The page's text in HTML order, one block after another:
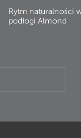
Rytm naturalności
podłogi Almond